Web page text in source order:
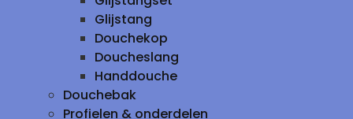
Glijstang
Douchekop
Doucheslang
Handdouche
Douchebak
Profielen & onderdelen